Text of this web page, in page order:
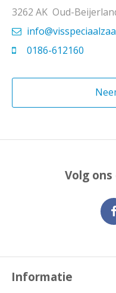
3262 AK Oud-
0186-612160
Volg
Informatie